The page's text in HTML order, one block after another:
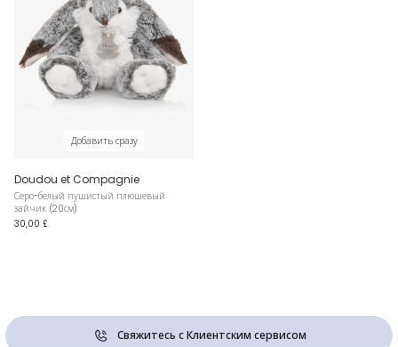
Добавить сразу
Doudou et Compagnie
Серо-белый пушистый плюшевый
зайчик (20см)
30,00 £
Свяжитесь с Клиентским сервисом